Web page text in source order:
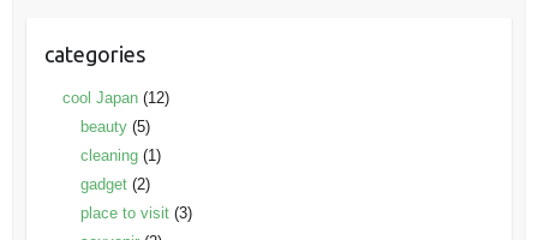
categories
cool Japan(12)
beauty(5)
cleaning(1)
gadget(2)
place to visit(3)